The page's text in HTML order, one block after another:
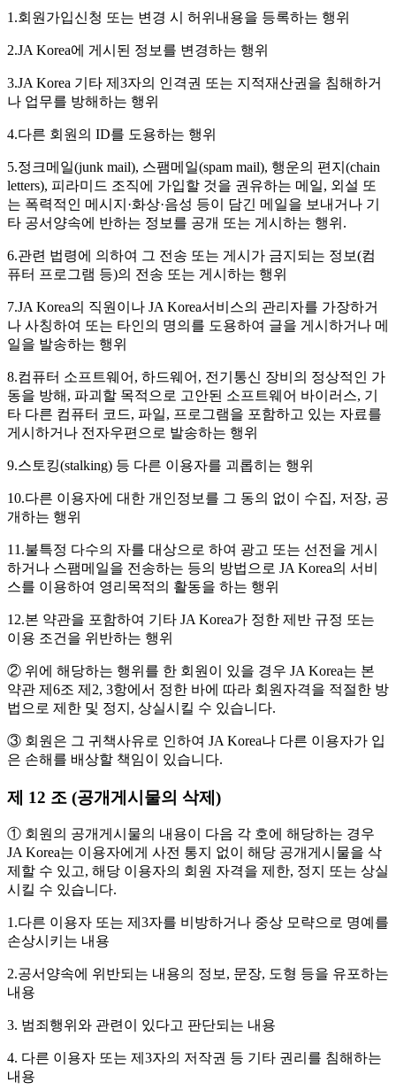
1.회원가입신청 또는 변경 시 허위내용을 등록하는 행위
2.JA Korea에 게시된 정보를 변경하는 행위
3.JA Korea 기타 제3자의 인격권 또는 지적재산권을 침해하거
나 업무를 방해하는 행위
4.다른 회원의 ID를 도용하는 행위
5.정크메일(junk mail), 스팸메일(spam mail), 행운의 편지(chain
letters), 피라미드 조직에 가입할 것을 권유하는 메일, 외설 또
는 폭력적인 메시지·화상·음성 등이 담긴 메일을 보내거나 기
타 공서양속에 반하는 정보를 공개 또는 게시하는 행위.
6.관련 법령에 의하여 그 전송 또는 게시가 금지되는 정보(컴
퓨터 프로그램 등)의 전송 또는 게시하는 행위
7.JA Korea의 직원이나 JA Korea서비스의 관리자를 가장하거
나 사칭하여 또는 타인의 명의를 도용하여 글을 게시하거나 메
일을 발송하는 행위
8.컴퓨터 소프트웨어, 하드웨어, 전기통신 장비의 정상적인 가
동을 방해, 파괴할 목적으로 고안된 소프트웨어 바이러스, 기
타 다른 컴퓨터 코드, 파일, 프로그램을 포함하고 있는 자료를
게시하거나 전자우편으로 발송하는 행위
9.스토킹(stalking) 등 다른 이용자를 괴롭히는 행위
10.다른 이용자에 대한 개인정보를 그 동의 없이 수집, 저장, 공
개하는 행위
11.불특정 다수의 자를 대상으로 하여 광고 또는 선전을 게시
하거나 스팸메일을 전송하는 등의 방법으로 JA Korea의 서비
스를 이용하여 영리목적의 활동을 하는 행위
12.본 약관을 포함하여 기타 JA Korea가 정한 제반 규정 또는
이용 조건을 위반하는 행위
② 위에 해당하는 행위를 한 회원이 있을 경우 JA Korea는 본
약관 제6조 제2, 3항에서 정한 바에 따라 회원자격을 적절한 방
법으로 제한 및 정지, 상실시킬 수 있습니다.
③ 회원은 그 귀책사유로 인하여 JA Korea나 다른 이용자가 입
은 손해를 배상할 책임이 있습니다.
제 12 조 (공개게시물의 삭제)
① 회원의 공개게시물의 내용이 다음 각 호에 해당하는 경우
JA Korea는 이용자에게 사전 통지 없이 해당 공개게시물을 삭
제할 수 있고, 해당 이용자의 회원 자격을 제한, 정지 또는 상실
시킬 수 있습니다.
1.다른 이용자 또는 제3자를 비방하거나 중상 모략으로 명예를
손상시키는 내용
2.공서양속에 위반되는 내용의 정보, 문장, 도형 등을 유포하는
내용
3. 범죄행위와 관련이 있다고 판단되는 내용
4. 다른 이용자 또는 제3자의 저작권 등 기타 권리를 침해하는
내용